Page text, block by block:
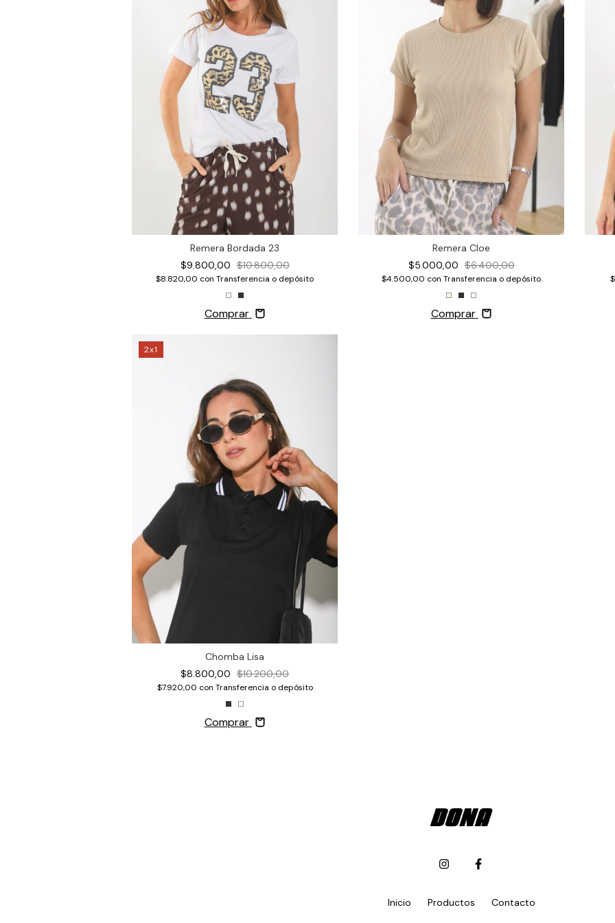
Remera Bordada 23
$9.800,00 $10.800,00
$8.820,00 con Transferencia o depósito
Comprar
Remera Cloe
$5.000,00 $6.400,00
$4.500,00 con Transferencia o depósito
Comprar
2x1
Chomba Lisa
$8.800,00 $10.200,00
$7.920,00 con Transferencia o depósito
Comprar
Inicio Productos Contacto